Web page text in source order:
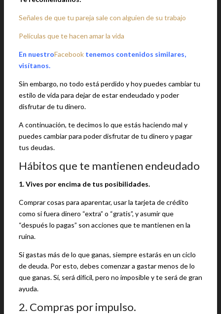
Señales de que tu pareja sale con alguien de su trabajo
Películas que te hacen amar la vida
En nuestroFacebook tenemos contenidos similares,
visítanos.
Sin embargo, no todo está perdido y hoy puedes cambiar tu
estilo de vida para dejar de estar endeudado y poder
disfrutar de tu dinero.
A continuación, te decimos lo que estás haciendo mal y
puedes cambiar para poder disfrutar de tu dinero y pagar
tus deudas.
Hábitos que te mantienen endeudado
1. Vives por encima de tus posibilidades.
Comprar cosas para aparentar, usar la tarjeta de crédito
como si fuera dinero “extra” o “gratis”, y asumir que
“después lo pagas” son acciones que te mantienen en la
ruina.
Si gastas más de lo que ganas, siempre estarás en un ciclo
de deuda. Por esto, debes comenzar a gastar menos de lo
que ganas. Sí, será difícil, pero no imposible y te será de gran
ayuda.
2. Compras por impulso.